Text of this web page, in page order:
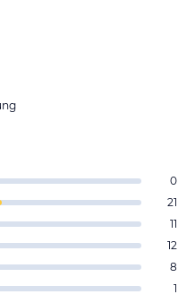
0
21
11
12
8
1